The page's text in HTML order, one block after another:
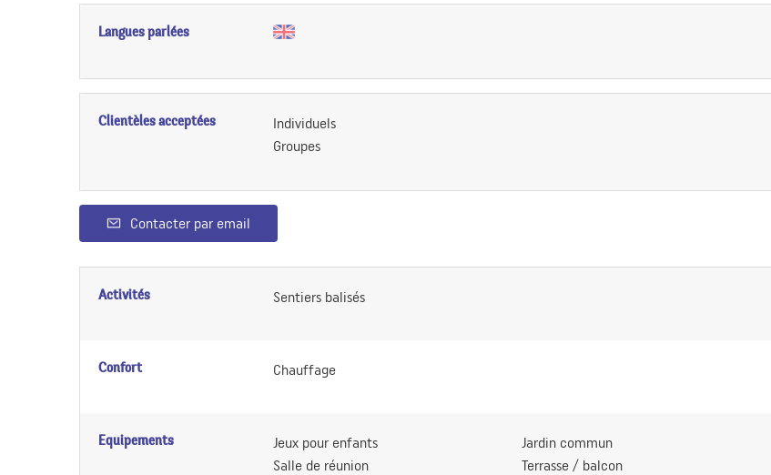
Langues parlées
Clientèles acceptées
Individuels
Groupes
Contacter par email
Activités Sentiers balisés
Confort Chauffage
Equipements
Jeux pour enfants
Salle de réunion
Jardin commun
Terrasse / balcon